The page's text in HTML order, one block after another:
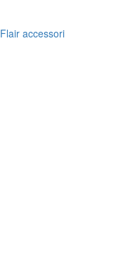
Flair accessori